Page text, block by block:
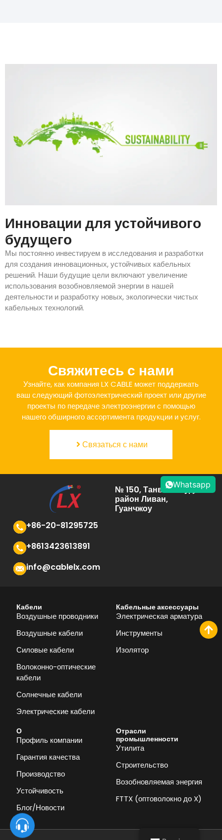
Инновации для устойчивого
будущего
Мы постоянно инвестируем в исследования и разработки
для создания инновационных, устойчивых кабельных
решений. Наши будущие цели включают увеличение
использования возобновляемой энергии в нашей
деятельности и разработку новых, экологически чистых
кабельных технологий.
Свяжитесь с нами
Узнайте, как компания LX CABLE может поддержать
ваш следующий фотоэлектрический проект или другие
проекты по передаче электроэнергии с помощью
нашего обширного ассортимента продукции и услуг.
Связаться с нами
№ 150, Танвэй Роуд,
район Ливан,
Гуанчжоу
+86-20-81295725
+8613423613891
info@cablelx.com
Кабели
Воздушные проводники
Воздушные кабели
Силовые кабели
Волоконно-оптические
кабели
Солнечные кабели
Электрические кабели
Кабельные аксессуары
Электрическая арматура
Инструменты
Изолятор
О
Профиль компании
Гарантия качества
Производство
Устойчивость
Блог/Новости
Отрасли
промышленности
Утилита
Строительство
Возобновляемая энергия
FTTX (оптоволокно до X)
Whatsapp